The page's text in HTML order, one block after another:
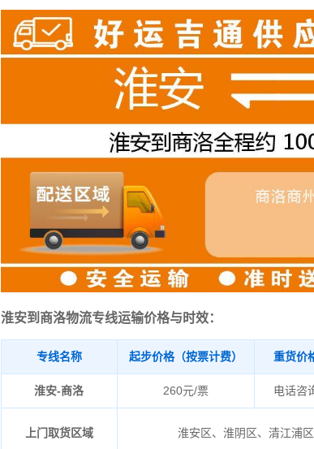
淮安到商洛物流专线运输价格与时效：
专线名称 起步价格（按票计费） 重货价
淮安-商洛 260元/票 电话咨
上门取货区域 淮安区、淮阴区、清江浦